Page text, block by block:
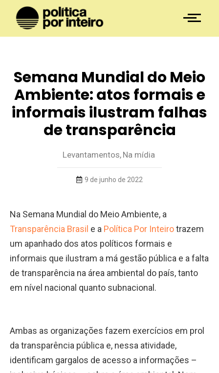
Semana Mundial do Meio
Ambiente: atos formais e
informais ilustram falhas
de transparência
Levantamentos, Na mídia
9 de junho de 2022
Na Semana Mundial do Meio Ambiente, a
Transparência Brasil e a Política Por Inteirotrazem
um apanhado dos atos políticos formais e
informais que ilustram a má gestão pública e a falta
de transparência na área ambiental do país, tanto
em nível nacional quanto subnacional.
Ambas as organizações fazem exercícios em prol
da transparência pública e, nessa atividade,
identificam gargalos de acesso a informações –